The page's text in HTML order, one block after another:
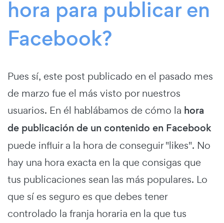
hora para publicar en
Facebook?
Pues sí, este post publicado en el pasado mes
de marzo fue el más visto por nuestros
usuarios. En él hablábamos de cómo la hora
de publicación de un contenido en Facebook
puede influir a la hora de conseguir "likes". No
hay una hora exacta en la que consigas que
tus publicaciones sean las más populares. Lo
que sí es seguro es que debes tener
controlado la franja horaria en la que tus